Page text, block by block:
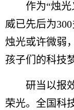
作为“烛
威已先后为
烛光或许微弱
孩子们的科技
研当以报
荣光。全国科